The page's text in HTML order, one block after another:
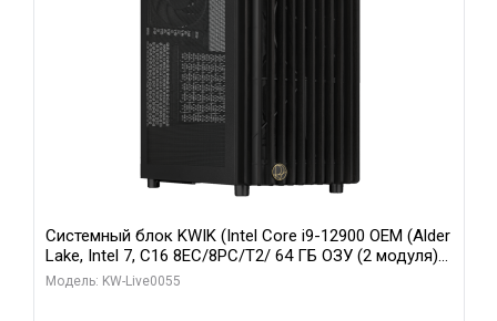
Системный блок KWIK (Intel Core i9-12900 OEM (Alder
Lake, Intel 7, C16 8EC/8PC/T2/ 64 ГБ ОЗУ (2 модуля)/
MSI RTX5080 SHADOW 3X OC 16GB GDDR7 256bit 3xDP
Модель: KW-Live0055